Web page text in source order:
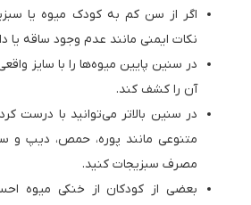
اگر از سن کم به کودک میوه یا
نکات ایمنی مانند عدم وجود ساقه یا
در سنین پایین میوه‌ها را با سایز
آن را کشف کند.
در سنین بالاتر می‌توانید با درست
متنوعی مانند پوره، حمص، دیپ و
مصرف سبزیجات کنید.
بعضی از کودکان از خنکی میوه